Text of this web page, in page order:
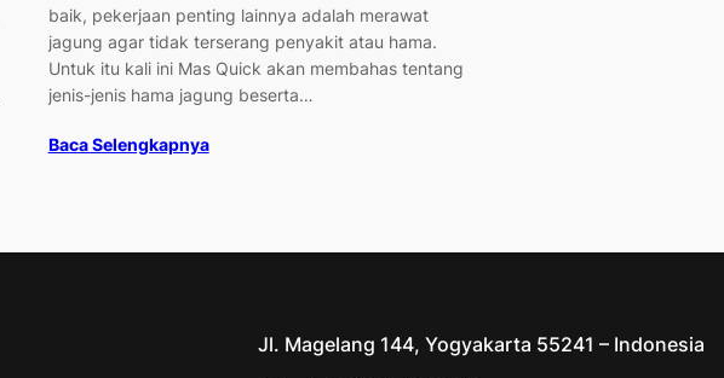
baik, pekerjaan penting lainnya adalah merawat
jagung agar tidak terserang penyakit atau hama.
Untuk itu kali ini Mas Quick akan membahas tentang
jenis-jenis hama jagung beserta…
Baca Selengkapnya
Jl. Magelang 144, Yogyakarta 55241 – Indonesia